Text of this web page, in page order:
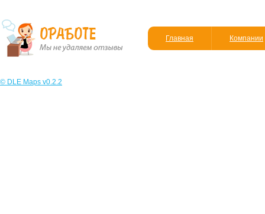
Главная Компании
© DLE Maps v0.2.2